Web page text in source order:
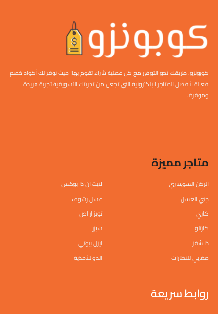
كوبونزو، طريقك نحو التوفير مع كل عملية شراء تقوم بها! حيث نوفر لك أكواد خصم
فعالة لأفضل المتاجر الإلكترونية التي تجعل من تجربتك التسويقية تجربة فريدة
وموفرة.
متاجر مميزة
الركن السويسري
لايت ان ذا بوكس
جني العسل
عسل رشوف
كاري
تويز ار اص
كارتلو
سيزر
ذا شفز
ايزل بيوتي
مغربي للنظارات
الدو للأحذية
روابط سريعة